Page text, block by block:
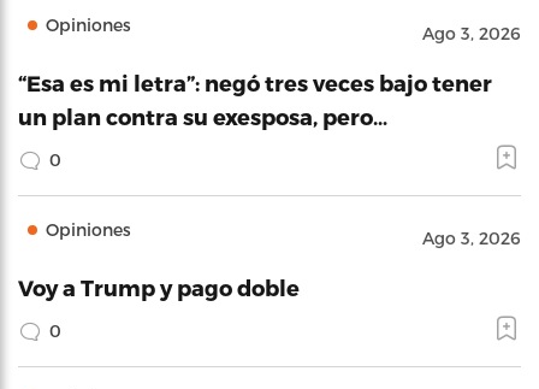
Opiniones Ago 3, 2026
“Esa es mi letra”: negó tres veces bajo tener
un plan contra su exesposa, pero…
0
Opiniones Ago 3, 2026
Voy a Trump y pago doble
0